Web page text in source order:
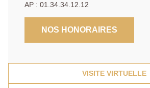
AP : 01.34.34.12.12
NOS HONORAIRES
VISITE VIRTUELLE